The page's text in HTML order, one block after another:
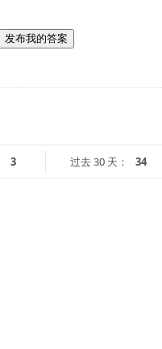
发布我的答案
3 过去 30 天： 34